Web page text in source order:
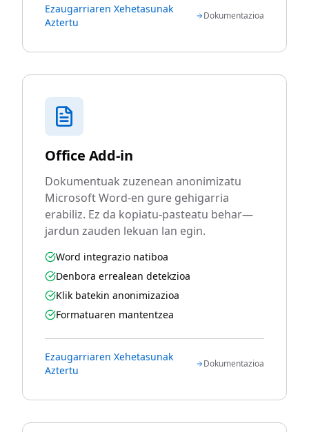
Ezaugarriaren Xehetasunak
Aztertu
Dokumentazioa
Office Add-in
Dokumentuak zuzenean anonimizatu
Microsoft Word-en gure gehigarria
erabiliz. Ez da kopiatu-pasteatu behar—
jardun zauden lekuan lan egin.
Word integrazio natiboa
Denbora errealean detekzioa
Klik batekin anonimizazioa
Formatuaren mantentzea
Ezaugarriaren Xehetasunak
Aztertu
Dokumentazioa